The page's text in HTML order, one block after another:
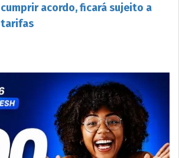
cumprir acordo, ficará sujeito a
tarifas